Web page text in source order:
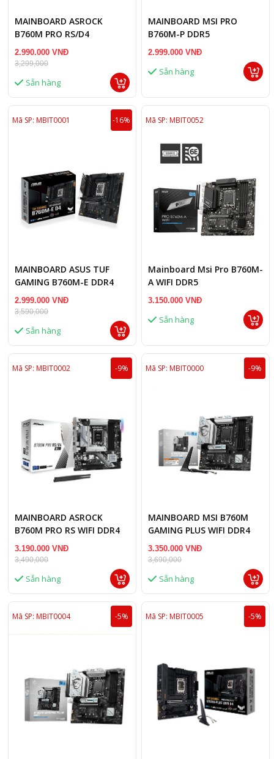
MAINBOARD ASROCK
B760M PRO RS/D4
2.990.000 VNĐ
3,299,000
Sẵn hàng
MAINBOARD MSI PRO
B760M-P DDR5
2.999.000 VNĐ
Sẵn hàng
Mã SP: MBIT0001 -16%
MAINBOARD ASUS TUF
GAMING B760M-E DDR4
2.999.000 VNĐ
3,590,000
Sẵn hàng
Mã SP: MBIT0052
Mainboard Msi Pro B760M-
A WIFI DDR5
3.150.000 VNĐ
Sẵn hàng
Mã SP: MBIT0002 -9%
MAINBOARD ASROCK
B760M PRO RS WIFI DDR4
3.190.000 VNĐ
3,490,000
Sẵn hàng
Mã SP: MBIT0000 -9%
MAINBOARD MSI B760M
GAMING PLUS WIFI DDR4
3.350.000 VNĐ
3,690,000
Sẵn hàng
Mã SP: MBIT0004 -5% Mã SP: MBIT0005 -5%